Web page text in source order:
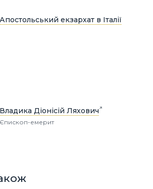
Апостольський екзархат в Італії
Владика Діонісій Ляхович
Єпископ-емерит